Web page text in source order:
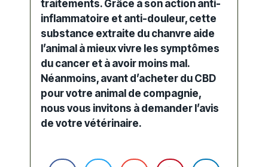
traitements. Grâce à son action anti-
inflammatoire et anti-douleur, cette
substance extraite du chanvre aide
l’animal à mieux vivre les symptômes
du cancer et à avoir moins mal.
Néanmoins, avant d’acheter du CBD
pour votre animal de compagnie,
nous vous invitons à demander l’avis
de votrevétérinaire.